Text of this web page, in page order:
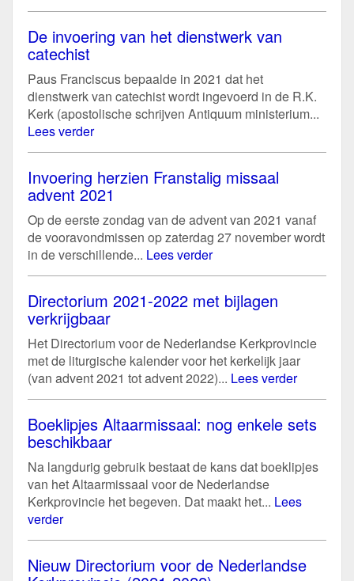
De invoering van het dienstwerk van
catechist
Paus Franciscus bepaalde in 2021 dat het
dienstwerk van catechist wordt ingevoerd in de R.K.
Kerk (apostolische schrijven Antiquum ministerium...
Lees verder
Invoering herzien Franstalig missaal
advent 2021
Op de eerste zondag van de advent van 2021 vanaf
de vooravondmissen op zaterdag 27 november wordt
in de verschillende... Lees verder
Directorium 2021-2022 met bijlagen
verkrijgbaar
Het Directorium voor de Nederlandse Kerkprovincie
met de liturgische kalender voor het kerkelijk jaar
(van advent 2021 tot advent 2022)... Lees verder
Boeklipjes Altaarmissaal: nog enkele sets
beschikbaar
Na langdurig gebruik bestaat de kans dat boeklipjes
van het Altaarmissaal voor de Nederlandse
Kerkprovincie het begeven. Dat maakt het... Lees
verder
Nieuw Directorium voor de Nederlandse